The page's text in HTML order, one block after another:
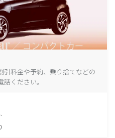
引料金や予約、乗り捨てなどの
ください。